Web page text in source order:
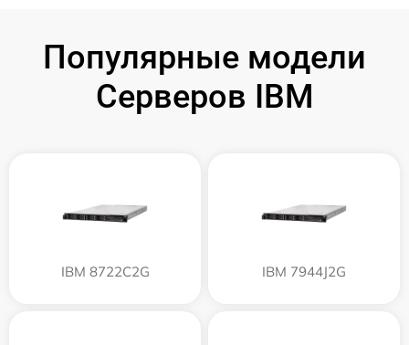
Популярные модели
Серверов IBM
IBM 8722C2G IBM 7944J2G